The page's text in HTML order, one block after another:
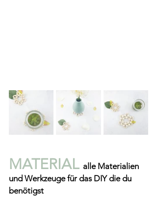
MATERIAL alle Materialien
und Werkzeuge für das DIY die du
benötigst